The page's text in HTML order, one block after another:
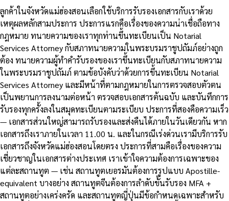
ลูกค้าในจังหวัดแม่ฮ่องสอนเลือกใช้บริการรับรองเอกสารกับเราด้วย
เหตุผลหลักสามประการ ประการแรกคือเรื่องของความน่าเชื่อถือทาง
กฎหมาย ทนายความของเราทุกท่านขึ้นทะเบียนเป็น Notarial
Services Attorney กับสภาทนายความในพระบรมราชูปถัมภ์อย่างถูก
ต้อง ทนายความผู้ทำคำรับรองของเราขึ้นทะเบียนกับสภาทนายความ
ในพระบรมราชูปถัมภ์ ตามข้อบังคับว่าด้วยการขึ้นทะเบียน Notarial
Services Attorney และมีหน้าที่ตามกฎหมายในการตรวจสอบตัวตน
เป็นพยานการลงนามต่อหน้า ตรวจสอบเอกสารต้นฉบับ และบันทึกการ
รับรองทุกครั้งลงในสมุดทะเบียนตามระเบียบ ประการที่สองคือความเร็ว
— เอกสารส่วนใหญ่สามารถรับรองและส่งคืนได้ภายในวันเดียวกัน หาก
เอกสารถึงเราภายในเวลา 11.00 น. และในกรณีเร่งด่วนเรามีบริการรับ
เอกสารถึงจังหวัดแม่ฮ่องสอนโดยตรง ประการที่สามคือเรื่องของความ
เชี่ยวชาญในเอกสารต่างประเทศ เราเข้าใจความต้องการเฉพาะของ
แต่ละสถานทูต — เช่น สถานทูตเยอรมันต้องการรูปแบบ Apostille-
equivalent บางอย่าง สถานทูตจีนต้องการลำดับขั้นรับรอง MFA +
สถานทูตอย่างเคร่งครัด และสถานทูตญี่ปุ่นมีข้อกำหนดเฉพาะสำหรับ